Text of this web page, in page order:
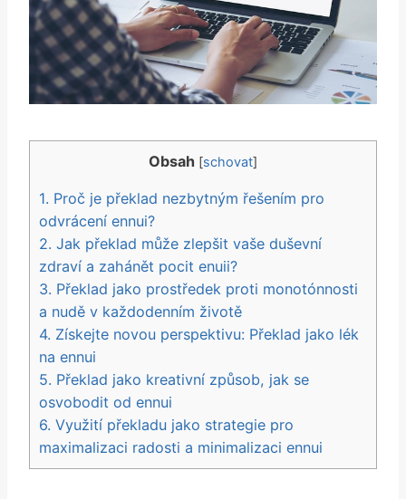
Obsah [schovat]
1. Proč je překlad nezbytným řešením pro
odvrácení ennui?
2. Jak překlad může zlepšit vaše duševní
zdraví a zahánět pocit enuii?
3. Překlad jako prostředek proti monotónnosti
a nudě v každodenním životě
4. Získejte novou perspektivu: Překlad jako lék
na ennui
5. Překlad jako kreativní způsob, jak se
osvobodit od ennui
6. Využití překladu jako strategie pro
maximalizaci radosti a minimalizaci ennui